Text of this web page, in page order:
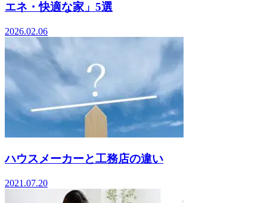
エネ・快適な家」5選
2026.02.06
ハウスメーカーと工務店の違い
2021.07.20